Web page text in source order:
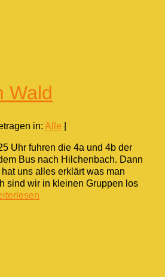
Wald
in: Alle
Uhr fuhren die 4a und 4b der
Bus nach Hilchenbach. Dann
uns alles erklärt was man
sind wir in kleinen Gruppen los